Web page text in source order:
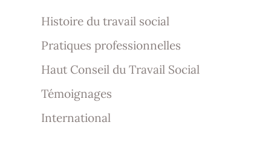
Histoire du travail social
Pratiques professionnelles
Haut Conseil du Travail Social
Témoignages
International